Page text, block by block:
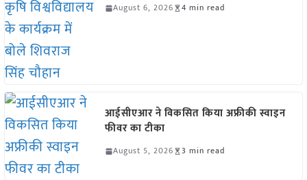
August 6, 2026 4 min read
आईसीएआर ने विकसित किया अफ्रीकी स्वाइन
फीवर का टीका
August 5, 2026 3 min read